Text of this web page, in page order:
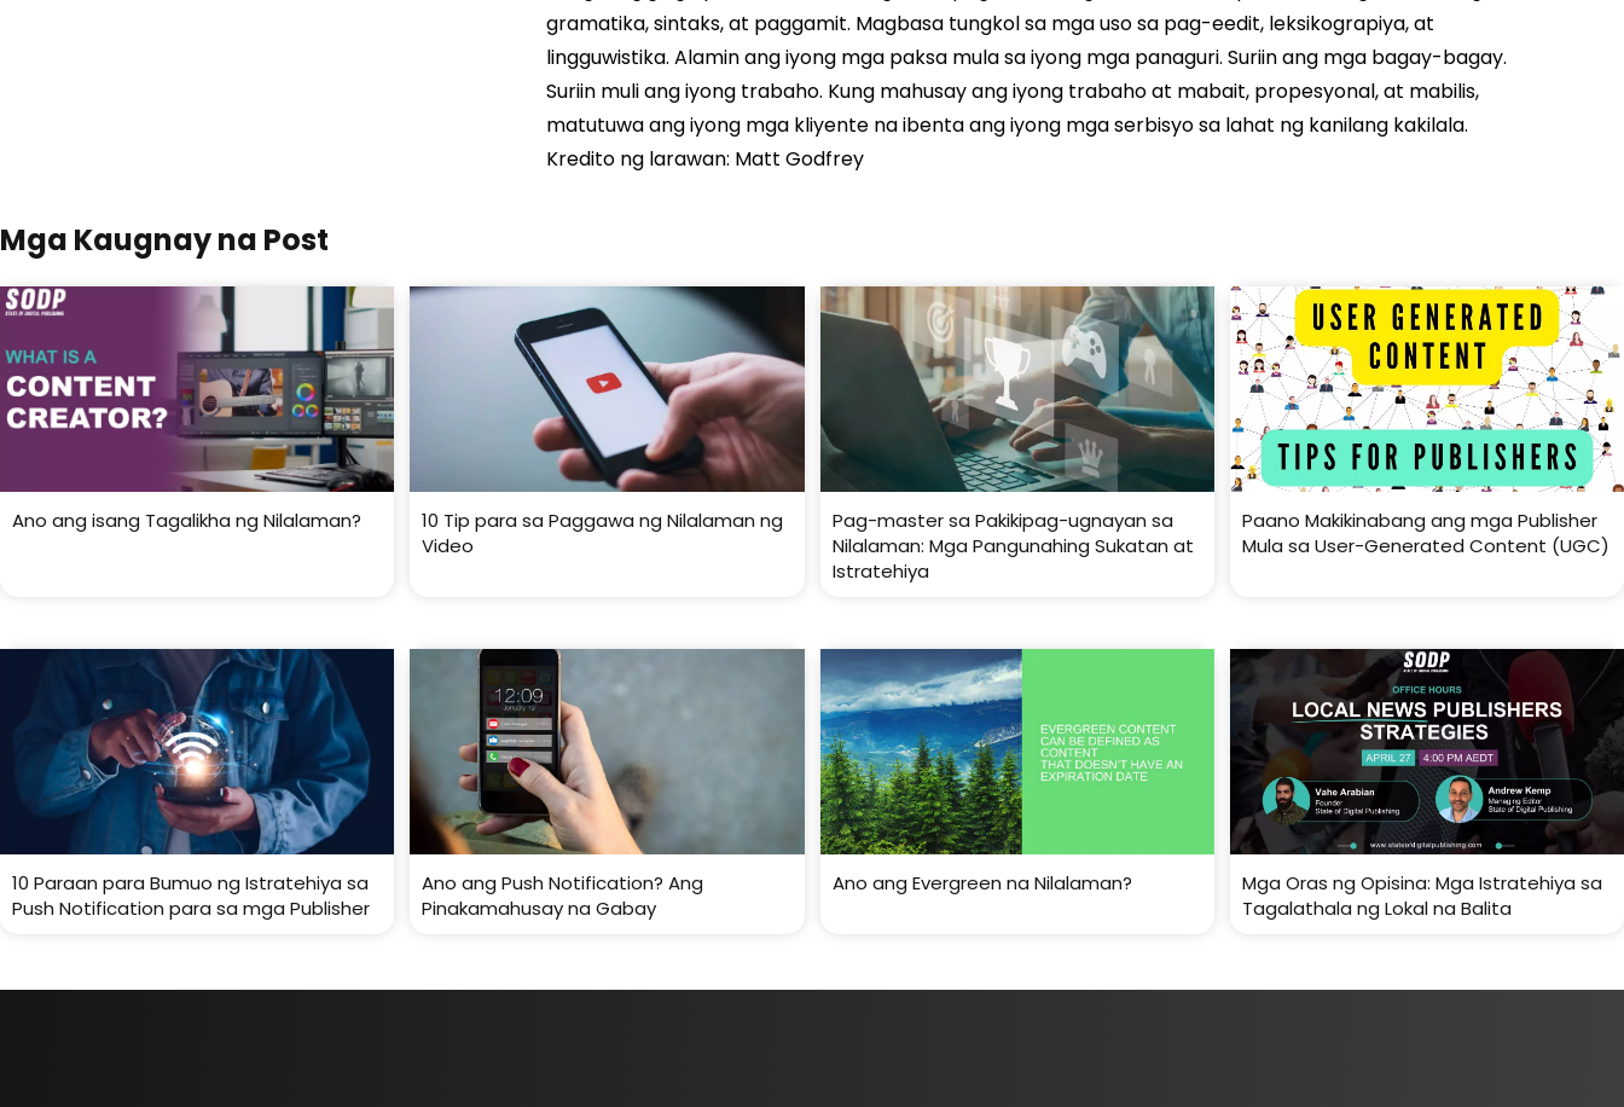
gramatika, sintaks, at paggamit. Magbasa tungkol sa mga uso sa pag-eedit, leksikograpiya, at
lingguwistika. Alamin ang iyong mga paksa mula sa iyong mga panaguri. Suriin ang mga bagay-bagay.
Suriin muli ang iyong trabaho. Kung mahusay ang iyong trabaho at mabait, propesyonal, at mabilis,
matutuwa ang iyong mga kliyente na ibenta ang iyong mga serbisyo sa lahat ng kanilang kakilala.
Kredito ng larawan: Matt Godfrey
Mga Kaugnay na Post
Ano ang isang Tagalikha ng Nilalaman?
10 Tip para sa Paggawa ng Nilalaman ng
Video
Pag-master sa Pakikipag-ugnayan sa
Nilalaman: Mga Pangunahing Sukatan at
Istratehiya
Paano Makikinabang ang mga Publisher
Mula sa User-Generated Content (UGC)
10 Paraan para Bumuo ng Istratehiya sa
Push Notification para sa mga Publisher
Ano ang Push Notification? Ang
Pinakamahusay na Gabay
Ano ang Evergreen na Nilalaman?
Mga Oras ng Opisina: Mga Istratehiya sa
Tagalathala ng Lokal na Balita